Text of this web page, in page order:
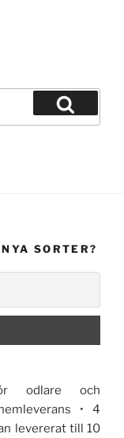
Sök
SORTER?
odlare och
• 4
levererat till 10